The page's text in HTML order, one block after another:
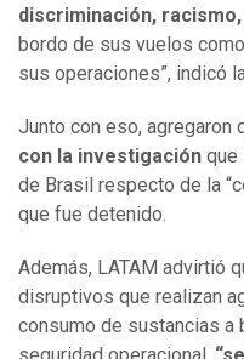
discriminación,
bordo de sus vuelos
sus operaciones”, indicó
Junto con eso, agregaron
con la investigación que
de Brasil respecto de la
que fue detenido.
Además, LATAM advirtió
disruptivos que realizan
consumo de sustancias a